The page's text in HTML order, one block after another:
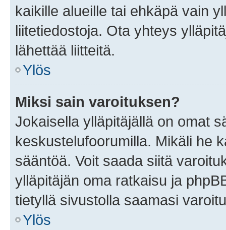
kaikille alueille tai ehkäpä vain
liitetiedostoja. Ota yhteys
lähettää liitteitä.
Ylös
Miksi sain varoituksen?
Jokaisella ylläpitäjällä on omat
keskustelufoorumilla. Mikäli he
sääntöä. Voit saada siitä
ylläpitäjän oma ratkaisu ja
tietyllä sivustolla saamasi
Ylös